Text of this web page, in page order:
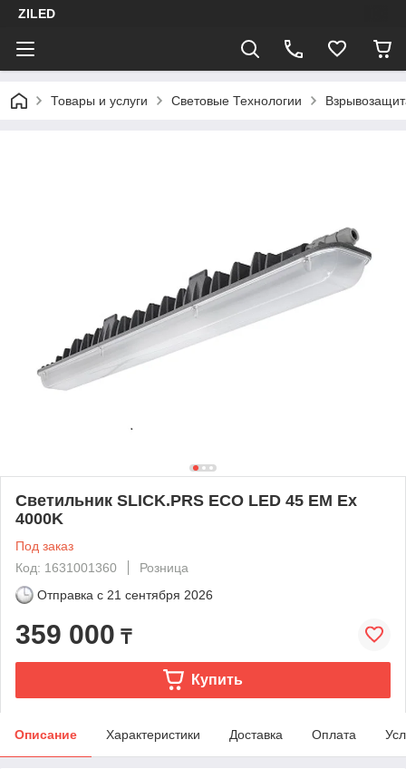
ZILED
Товары и услуги Световые Технологии
Светильник SLICK.PRS ECO LED 45 EM Ex
4000K
Под заказ
Код: 1631001360
Розница
Отправка с 21 сентября 2026
359 000 ₸
Купить
Описание Характеристики Доставка Оплата